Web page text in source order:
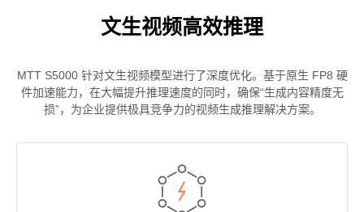
文生视频高效推理
MTT S5000 针对文生视频模型进行了深度优化。基于原生 FP8 硬
件加速能力，在大幅提升推理速度的同时，确保“生成内容精度无
损”，为企业提供极具竞争力的视频生成推理解决方案。